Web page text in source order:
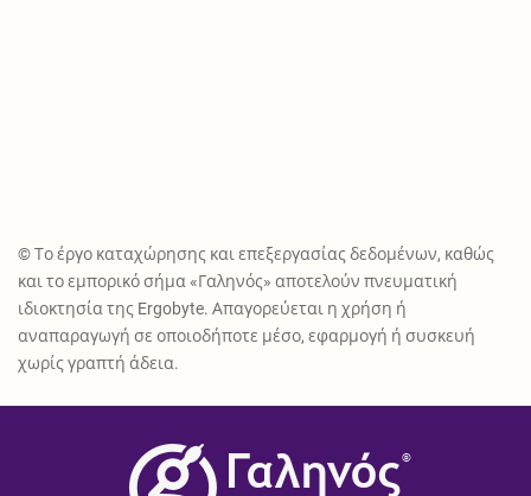
© Το έργο καταχώρησης και επεξεργασίας δεδομένων, καθώς
και το εμπορικό σήμα «Γαληνός» αποτελούν πνευματική
ιδιοκτησία της Ergobyte. Απαγορεύεται η χρήση ή
αναπαραγωγή σε οποιοδήποτε μέσο, εφαρμογή ή συσκευή
χωρίς γραπτή άδεια.
®